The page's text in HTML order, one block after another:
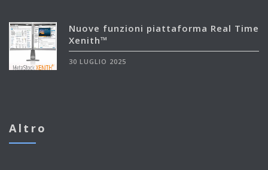
Nuove funzioni piattaforma Real Time
Xenith™
30 LUGLIO 2025
Altro